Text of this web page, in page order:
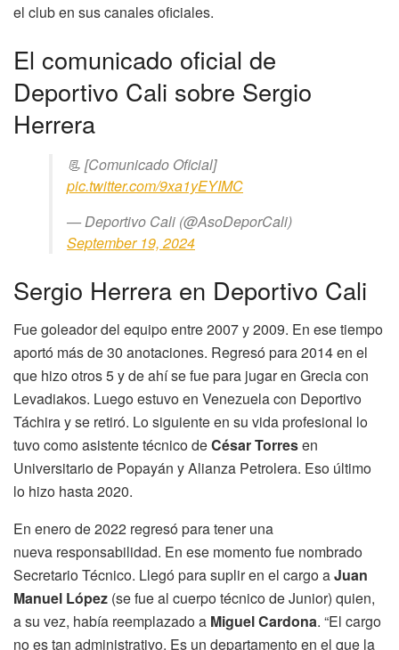
el club en sus canales oficiales.
El comunicado oficial de
Deportivo Cali sobre Sergio
Herrera
📃 [Comunicado Oficial]
pic.twitter.com/9xa1yEYIMC
— Deportivo Cali (@AsoDeporCali)
September 19, 2024
Sergio Herrera en Deportivo Cali
Fue goleador del equipo entre 2007 y 2009. En ese tiempo
aportó más de 30 anotaciones. Regresó para 2014 en el
que hizo otros 5 y de ahí se fue para jugar en Grecia con
Levadiakos. Luego estuvo en Venezuela con Deportivo
Táchira y se retiró. Lo siguiente en su vida profesional lo
tuvo como asistente técnico deCésar Torresen
Universitario de Popayán y Alianza Petrolera. Eso último
lo hizo hasta 2020.
En enero de 2022 regresó para tener una
nueva responsabilidad. En ese momento fue nombrado
Secretario Técnico. Llegó para suplir en el cargo aJuan
Manuel López (se fue al cuerpo técnico de Junior) quien,
a su vez, había reemplazado a Miguel Cardona. “El cargo
no es tan administrativo. Es un departamento en el que la